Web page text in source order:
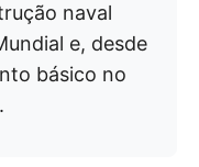
naval
e, desde
básico no